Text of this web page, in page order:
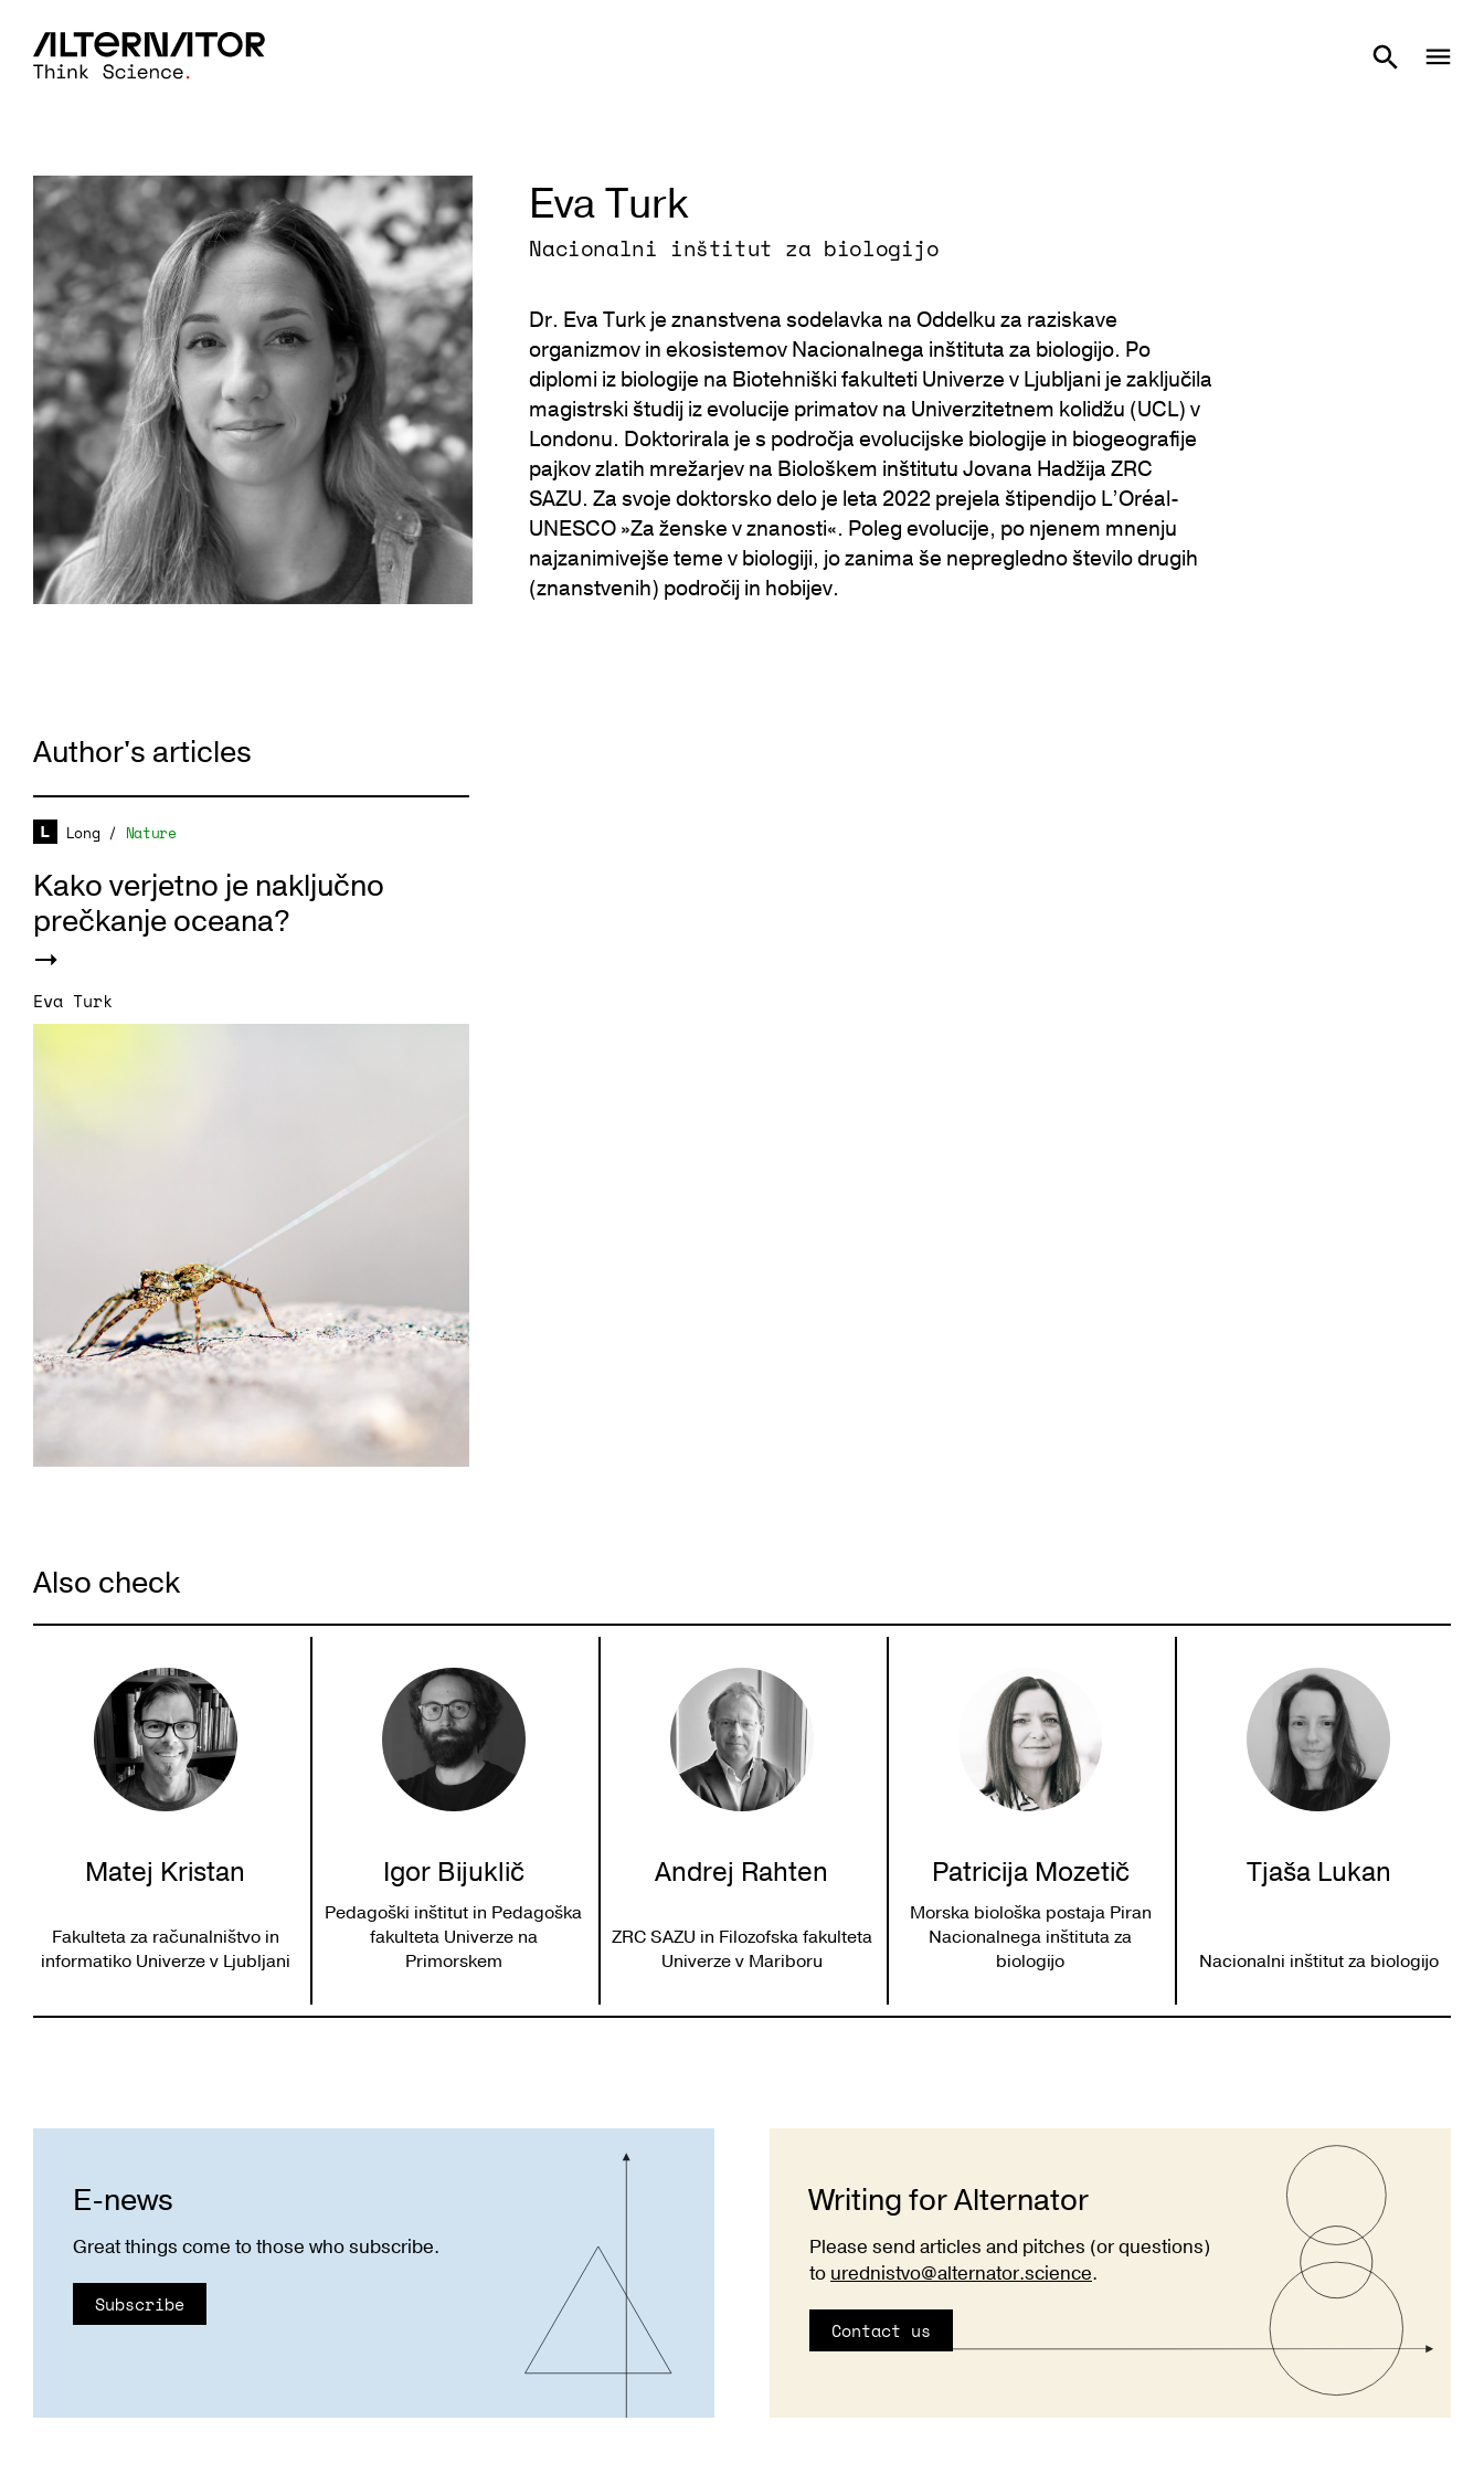
Eva Turk
Nacionalni inštitut za biologijo
Dr. Eva Turk je znanstvena sodelavka na Oddelku za raziskave
organizmov in ekosistemov Nacionalnega inštituta za biologijo. Po
diplomi iz biologije na Biotehniški fakulteti Univerze v Ljubljani je zaključila
magistrski študij iz evolucije primatov na Univerzitetnem kolidžu (UCL) v
Londonu. Doktorirala je s področja evolucijske biologije in biogeografije
pajkov zlatih mrežarjev na Biološkem inštitutu Jovana Hadžija ZRC
SAZU. Za svoje doktorsko delo je leta 2022 prejela štipendijo L’Oréal-
UNESCO »Za ženske v znanosti«. Poleg evolucije, po njenem mnenju
najzanimivejše teme v biologiji, jo zanima še nepregledno število drugih
(znanstvenih) področij in hobijev.
Author's articles
Long / Nature
Kako verjetno je naključno
prečkanje oceana?
Eva Turk
Also check
Matej Kristan
Fakulteta za računalništvo in
informatiko Univerze v Ljubljani
Igor Bijuklič
Pedagoški inštitut in Pedagoška
fakulteta Univerze na
Primorskem
Andrej Rahten
ZRC SAZU in Filozofska fakulteta
Univerze v Mariboru
Patricija Mozetič
Morska biološka postaja Piran
Nacionalnega inštituta za
biologijo
Tjaša Lukan
Nacionalni inštitut za biologijo
E-news
Great things come to those who subscribe.
Subscribe
Writing for Alternator
Please send articles and pitches (or questions)
to urednistvo@alternator.science.
Contact us